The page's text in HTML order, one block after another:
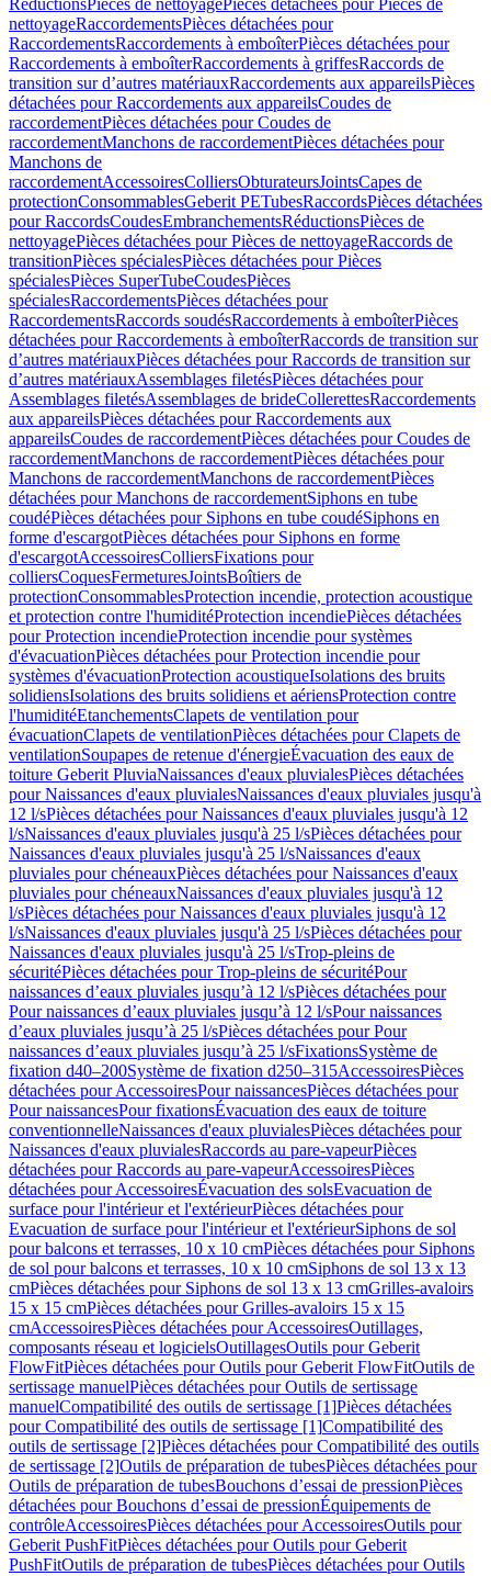
RéductionsPièces de nettoyagePièces détachées pour Pièces de
nettoyageRaccordementsPièces détachées pour
RaccordementsRaccordements à emboîterPièces détachées pour
Raccordements à emboîterRaccordements à griffesRaccords de
transition sur d’autres matériauxRaccordements aux appareilsPièces
détachées pour Raccordements aux appareilsCoudes de
raccordementPièces détachées pour Coudes de
raccordementManchons de raccordementPièces détachées pour
Manchons de
raccordementAccessoiresColliersObturateursJointsCapes de
protectionConsommablesGeberit PETubesRaccordsPièces détachées
pour RaccordsCoudesEmbranchementsRéductionsPièces de
nettoyagePièces détachées pour Pièces de nettoyageRaccords de
transitionPièces spécialesPièces détachées pour Pièces
spécialesPièces SuperTubeCoudesPièces
spécialesRaccordementsPièces détachées pour
RaccordementsRaccords soudésRaccordements à emboîterPièces
détachées pour Raccordements à emboîterRaccords de transition sur
d’autres matériauxPièces détachées pour Raccords de transition sur
d’autres matériauxAssemblages filetésPièces détachées pour
Assemblages filetésAssemblages de brideCollerettesRaccordements
aux appareilsPièces détachées pour Raccordements aux
appareilsCoudes de raccordementPièces détachées pour Coudes de
raccordementManchons de raccordementPièces détachées pour
Manchons de raccordementManchons de raccordementPièces
détachées pour Manchons de raccordementSiphons en tube
coudéPièces détachées pour Siphons en tube coudéSiphons en
forme d'escargotPièces détachées pour Siphons en forme
d'escargotAccessoiresColliersFixations pour
colliersCoquesFermeturesJointsBoîtiers de
protectionConsommablesProtection incendie, protection acoustique
et protection contre l'humiditéProtection incendiePièces détachées
pour Protection incendieProtection incendie pour systèmes
d'évacuationPièces détachées pour Protection incendie pour
systèmes d'évacuationProtection acoustiqueIsolations des bruits
solidiensIsolations des bruits solidiens et aériensProtection contre
l'humiditéEtanchementsClapets de ventilation pour
évacuationClapets de ventilationPièces détachées pour Clapets de
ventilationSoupapes de retenue d'énergieÉvacuation des eaux de
toiture Geberit PluviaNaissances d'eaux pluvialesPièces détachées
pour Naissances d'eaux pluvialesNaissances d'eaux pluviales jusqu'à
12 l/sPièces détachées pour Naissances d'eaux pluviales jusqu'à 12
l/sNaissances d'eaux pluviales jusqu'à 25 l/sPièces détachées pour
Naissances d'eaux pluviales jusqu'à 25 l/sNaissances d'eaux
pluviales pour chéneauxPièces détachées pour Naissances d'eaux
pluviales pour chéneauxNaissances d'eaux pluviales jusqu'à 12
l/sPièces détachées pour Naissances d'eaux pluviales jusqu'à 12
l/sNaissances d'eaux pluviales jusqu'à 25 l/sPièces détachées pour
Naissances d'eaux pluviales jusqu'à 25 l/sTrop-pleins de
sécuritéPièces détachées pour Trop-pleins de sécuritéPour
naissances d’eaux pluviales jusqu’à 12 l/sPièces détachées pour
Pour naissances d’eaux pluviales jusqu’à 12 l/sPour naissances
d’eaux pluviales jusqu’à 25 l/sPièces détachées pour Pour
naissances d’eaux pluviales jusqu’à 25 l/sFixationsSystème de
fixation d40–200Système de fixation d250–315AccessoiresPièces
détachées pour AccessoiresPour naissancesPièces détachées pour
Pour naissancesPour fixationsÉvacuation des eaux de toiture
conventionnelleNaissances d'eaux pluvialesPièces détachées pour
Naissances d'eaux pluvialesRaccords au pare-vapeurPièces
détachées pour Raccords au pare-vapeurAccessoiresPièces
détachées pour AccessoiresÉvacuation des solsEvacuation de
surface pour l'intérieur et l'extérieurPièces détachées pour
Evacuation de surface pour l'intérieur et l'extérieurSiphons de sol
pour balcons et terrasses, 10 x 10 cmPièces détachées pour Siphons
de sol pour balcons et terrasses, 10 x 10 cmSiphons de sol 13 x 13
cmPièces détachées pour Siphons de sol 13 x 13 cmGrilles-avaloirs
15 x 15 cmPièces détachées pour Grilles-avaloirs 15 x 15
cmAccessoiresPièces détachées pour AccessoiresOutillages,
composants réseau et logicielsOutillagesOutils pour Geberit
FlowFitPièces détachées pour Outils pour Geberit FlowFitOutils de
sertissage manuelPièces détachées pour Outils de sertissage
manuelCompatibilité des outils de sertissage [1]Pièces détachées
pour Compatibilité des outils de sertissage [1]Compatibilité des
outils de sertissage [2]Pièces détachées pour Compatibilité des outils
de sertissage [2]Outils de préparation de tubesPièces détachées pour
Outils de préparation de tubesBouchons d’essai de pressionPièces
détachées pour Bouchons d’essai de pressionÉquipements de
contrôleAccessoiresPièces détachées pour AccessoiresOutils pour
Geberit PushFitPièces détachées pour Outils pour Geberit
PushFitOutils de préparation de tubesPièces détachées pour Outils